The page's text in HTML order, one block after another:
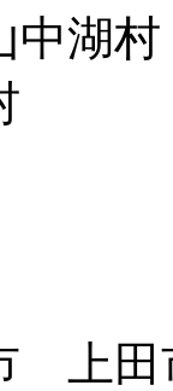
湖
上